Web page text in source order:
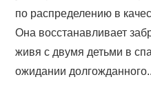
по распределению в
Она восстанавливает
живя с двумя детьми в
ожидании